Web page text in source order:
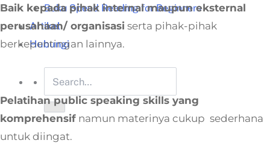
Buku Speed Reading for Beginners
Artikel
Hubungi
Baik kepada pihak internal maupun eksternal
perusahaan/ organisasi serta pihak-pihak
berkepentingan lainnya.
Pelatihan public speaking skills yang
komprehensif namun materinya cukup sederhana
untuk diingat.